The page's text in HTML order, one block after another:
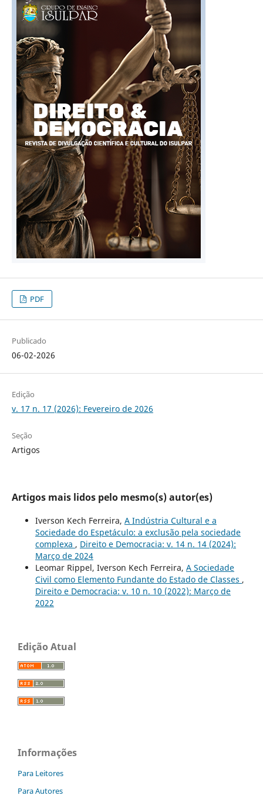
PDF
Publicado
06-02-2026
Edição
v. 17 n. 17 (2026): Fevereiro de 2026
Seção
Artigos
Artigos mais lidos pelo mesmo(s) autor(es)
Iverson Kech Ferreira, A Indústria Cultural e a
Sociedade do Espetáculo: a exclusão pela sociedade
complexa , Direito e Democracia: v. 14 n. 14 (2024):
Março de 2024
Leomar Rippel, Iverson Kech Ferreira, A Sociedade
Civil como Elemento Fundante do Estado de Classes ,
Direito e Democracia: v. 10 n. 10 (2022): Março de
2022
Edição Atual
Informações
Para Leitores
Para Autores